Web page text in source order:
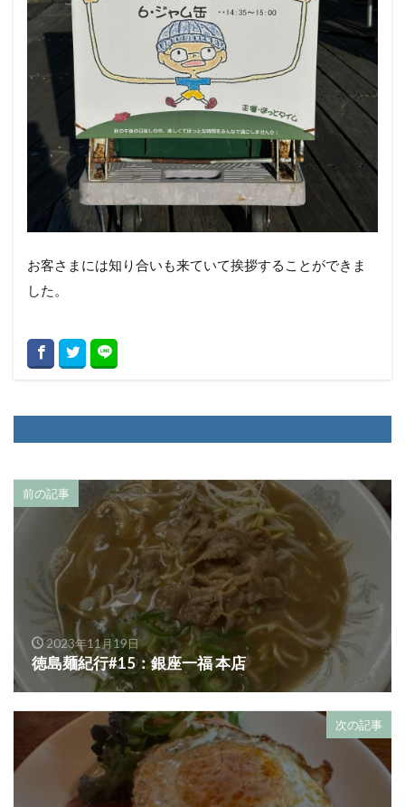
お客さまには知り合いも来ていて挨拶することができま
した。
前の記事
2023年11月19日
徳島麺紀行#15：銀座一福 本店
次の記事